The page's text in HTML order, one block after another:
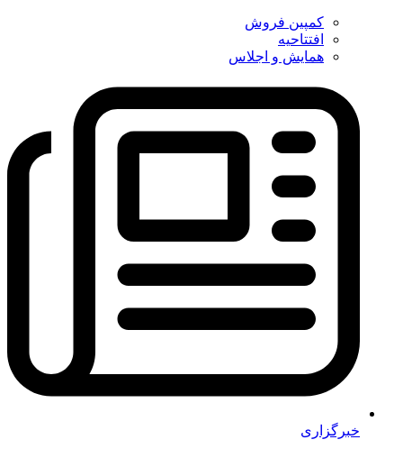
کمپین فروش
افتتاحیه
همایش و اجلاس
خبرگزاری